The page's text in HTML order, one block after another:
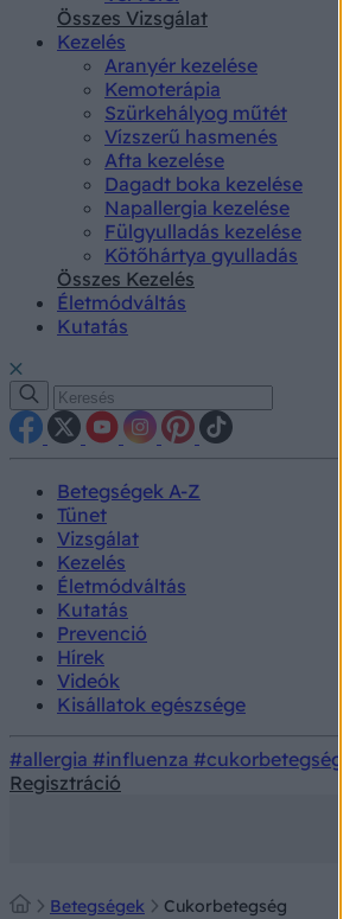
Összes Vizsgálat
Kezelés
Aranyér kezelése
Kemoterápia
Szürkehályog műtét
Vízszerű hasmenés
Afta kezelése
Dagadt boka kezelése
Napallergia kezelése
Fülgyulladás kezelése
Kötőhártya gyulladás
Összes Kezelés
Életmódváltás
Kutatás
Betegségek A-Z
Tünet
Vizsgálat
Kezelés
Életmódváltás
Kutatás
Prevenció
Hírek
Videók
Kisállatok egészsége
#allergia #influenza #cukorbetegség
Regisztráció
Betegségek Cukorbetegség